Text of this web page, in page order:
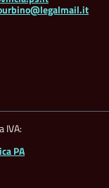
IVA:
PA